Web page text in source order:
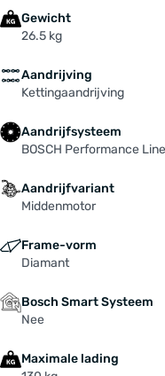
Gewicht
26.5 kg
Aandrijving
Kettingaandrijving
Aandrijfsysteem
BOSCH Performance
Aandrijfvariant
Middenmotor
Frame-vorm
Diamant
Bosch Smart Systeem
Nee
Maximale lading